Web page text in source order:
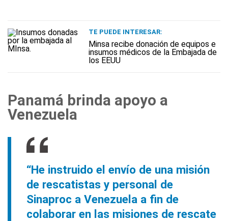
TE PUEDE INTERESAR:
Minsa recibe donación de equipos e
insumos médicos de la Embajada de
los EEUU
Panamá brinda apoyo a
Venezuela
“He instruido el envío de una misión
de rescatistas y personal de
Sinaproc a Venezuela a fin de
colaborar en las misiones de rescate